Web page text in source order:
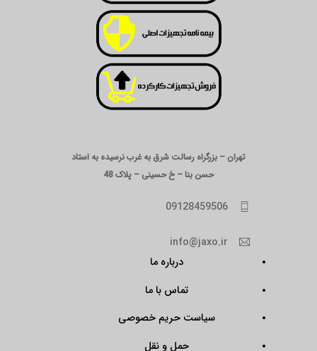
تهران – بزرگراه رسالت شرق به غرب نرسیده به استاد
حسن بنا – خ حسینی – پلاک 48
09128459506
info@jaxo.ir
درباره ما
تماس با ما
سیاست حریم خصوصی
حمل و نقل